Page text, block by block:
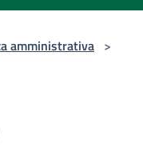
amministrativa >